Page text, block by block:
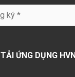
TẢI ỨNG DỤNG HVN